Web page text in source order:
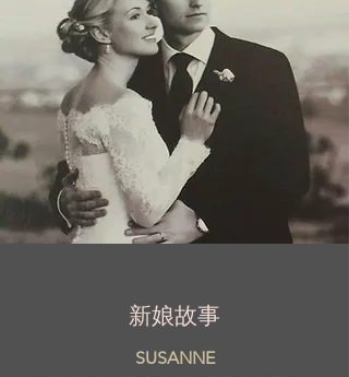
新娘故事
SUSANNE